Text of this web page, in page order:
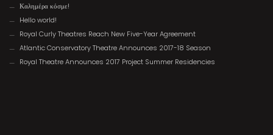
Καλημέρα κόσμε!
Hello world!
Royal Curly Theatres Reach New Five-Year Agreement
Atlantic Conservatory Theatre Announces 2017-18 Season
Royal Theatre Announces 2017 Project Summer Residencies